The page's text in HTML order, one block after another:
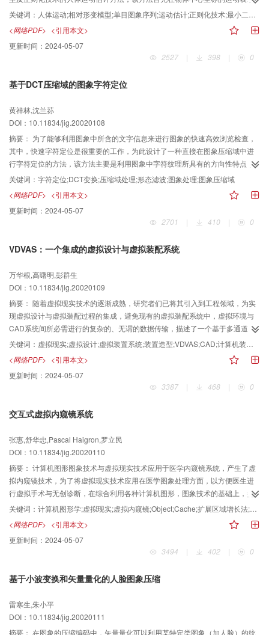
方式下，通过在刚体运动模型中加入形变系数的方法给出了基于相对形变概念
的非刚体运动模型；然后，根据这一非刚体运动模型进行正则化运动及结构参
数的估计，再以正则化的形式融入人体运动的先验知识，使运动估计的结果更
具鲁棒性，实验结果证明，该方法有效地反映了人体的非刚体运动模式，运动
模型中所加入的相对形变系数也一定程度反映了人体的运动规律。
关键词： 人体运动;相对形变模型;单目图象序列;运动估计;正则化技术;最小二乘估计
<网络PDF> <引用本文>
更新时间： 2024-05-07
2527
| 398 | 0
基于DCT压缩域的图象字符定位
黄祥林,沈兰荪
DOI：10.11834/jig.20020108
摘要： 为了能够利用图象中所含的文字信息来进行图象的快速高效浏览检查，
其中，快速字符定位是很重要的工作，为此设计了一种直接在图象压缩域中进
行字符定位的方法，该方法主要是利用图象中字符纹理所具有的方向性特点，
首先直接在DCT域中提取字符的横向、竖向、斜向纹理的方向信息，然后根据
各自的阈值把字符区域从图象背景中分割出来，在处理过程中，用形态滤波的
方法可有效地消除噪音点，该算法可直接处理JPEG、MPEG等以DCT为编码基
础的压缩数据，仅需少量的解码过程（Huffman解码）即可完成字符定位，因此
要处理的数据量较少，用该算法既提高了处理速度，又减少了对计算机资源的
关键词： 字符定位;DCT变换;压缩域处理;形态滤波;图象处理;图象压缩域
<网络PDF> <引用本文>
更新时间： 2024-05-07
2701
| 410 | 0
VDVAS：一个集成的虚拟设计与虚拟装配系统
万华根,高曙明,彭群生
DOI：10.11834/jig.20020109
摘要： 随着虚拟现实技术的逐渐成熟，研究者们已将其引入到工程领域，为实
现虚拟设计与虚拟装配过程的集成，避免现有的虚拟装配系统中，虚拟环境与
CAD系统间所必需进行的复杂的、无谓的数据传输，描述了一个基于多通道
的、集成的虚拟设计与虚拟装配系统VDVAS。在该系统中，设计得可以通过直
接三维操作和语音命令直观方便地建立机械零件及其装配模型，并通过交互拆
装来得到零件的装配顺序和装配路径等信息，VDVAS的一个重要特征在于，可
通过集成虚拟设计与虚拟装配过程，使设计者能在一个集成的虚拟环境中修改
零件几何（假如在装配过程中发现零件存在设计缺陷的话）。
关键词： 虚拟现实;虚拟设计;虚拟装置系统;装置造型;VDVAS;CAD;计算机装配模型
<网络PDF> <引用本文>
更新时间： 2024-05-07
3387
| 468 | 0
交互式虚拟内窥镜系统
张惠,舒华忠,Pascal Haigron,罗立民
DOI：10.11834/jig.20020110
摘要： 计算机图形图象技术与虚拟现实技术应用于医学内窥镜系统，产生了虚
拟内窥镜技术，为了将虚拟现实技术应用在医学图象处理方面，以方便医生进
行虚拟手术与无创诊断，在综合利用各种计算机图形，图象技术的基础上，提
出了完整的交互式虚拟内窥镜系统的框架，同时对系统结构和各种模型进行了
分析和讨论，还针对系统的实时性和绘制结果的逼真性要求，提出了基于
Object Cache和扩展的区域增长方法，并将其应用到医学图象处理当中，得到
了较好的效果，该系统较好地解决了虚拟现实与可视化实时性和绘制精度两方
面的要求，从而为医学图象可视化提供了有力的工具。
关键词： 计算机图形学;虚拟现实;虚拟内窥镜;Object;Cache;扩展区域增长法;医学图象可视化;医学内窥镜
<网络PDF> <引用本文>
更新时间： 2024-05-07
3494
| 402 | 0
基于小波变换和矢量量化的人脸图象压缩
雷寒生,朱小平
DOI：10.11834/jig.20020111
摘要： 在图象的压缩编码中，矢量量化可以利用某特定类图象（加人脸）的统